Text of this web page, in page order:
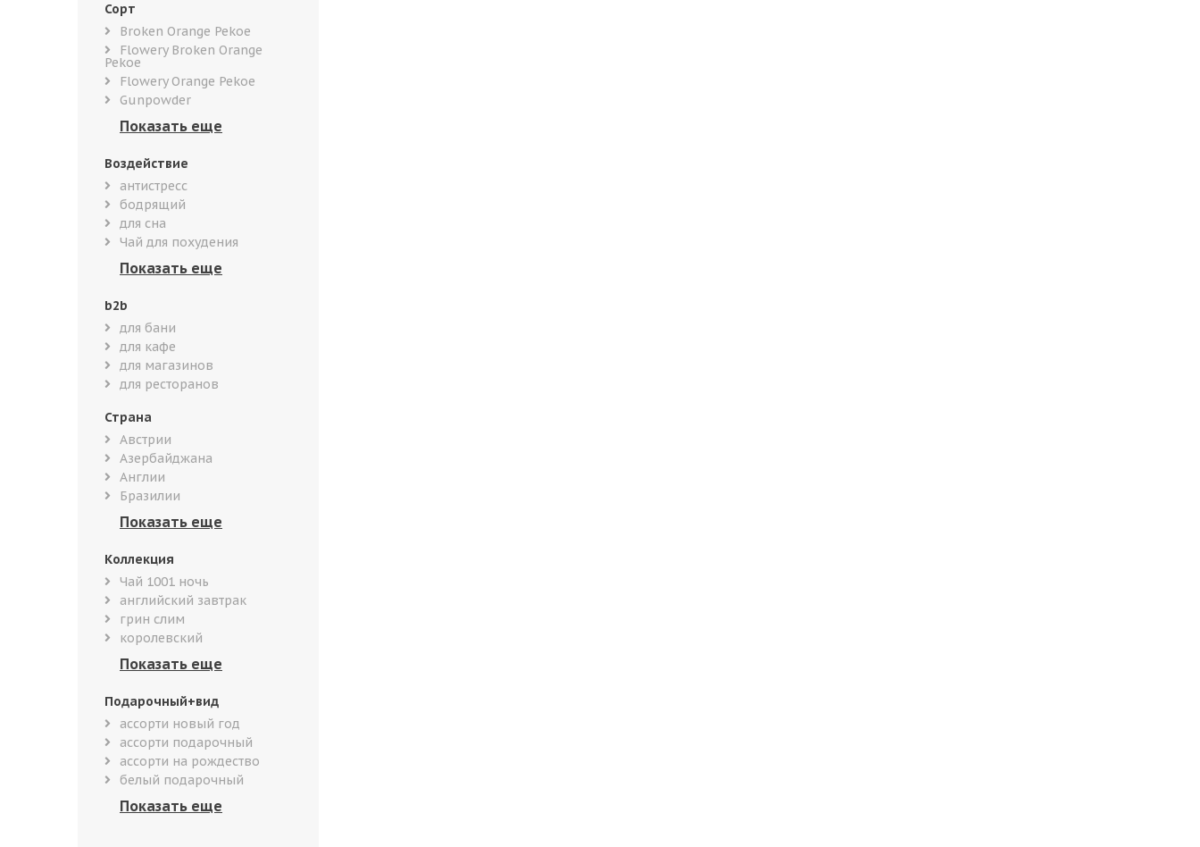
Сорт
Broken Orange Pekoe
Flowery Broken Orange
Pekoe
Flowery Orange Pekoe
Gunpowder
Воздействие
антистресс
бодрящий
для сна
Чай для похудения
b2b
для бани
для кафе
для магазинов
для ресторанов
Страна
Австрии
Азербайджана
Англии
Бразилии
Коллекция
Чай 1001 ночь
английский завтрак
грин слим
королевский
Подарочный+вид
ассорти новый год
ассорти подарочный
ассорти на рождество
белый подарочный